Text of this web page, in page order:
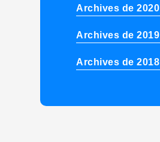
Archives de 2020
Archives de 2019
Archives de 2018